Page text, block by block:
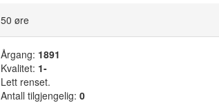
50 øre
Årgang: 1891
Kvalitet: 1-
Lett renset.
Antall tilgjengelig: 0